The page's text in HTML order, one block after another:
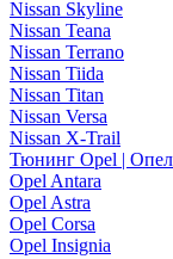
Nissan Skyline
Nissan Teana
Nissan Terrano
Nissan Tiida
Nissan Titan
Nissan Versa
Nissan X-Trail
Тюнинг Opel |
Opel Antara
Opel Astra
Opel Corsa
Opel Insignia